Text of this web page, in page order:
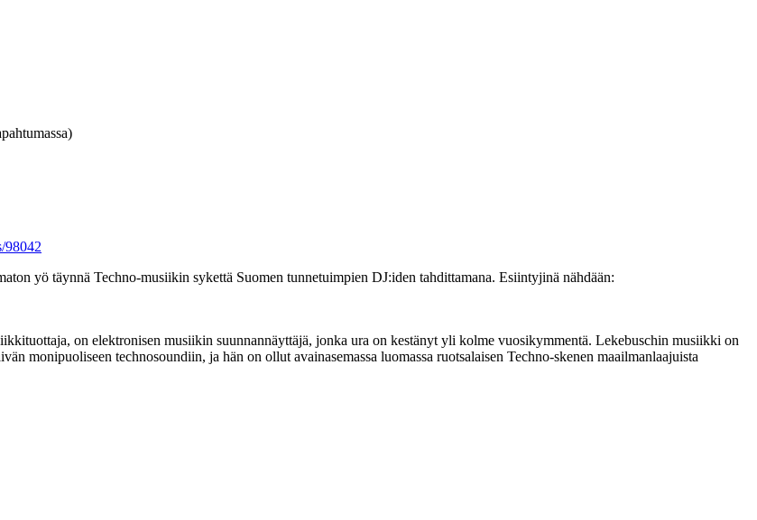
98042
yö täynnä Techno-musiikin sykettä Suomen tunnetuimpien DJ:iden tahdittamana. Esiintyjinä nähdään:
on elektronisen musiikin suunnannäyttäjä, jonka ura on kestänyt yli kolme vuosikymmentä. Lekebuschin musiikki on
monipuoliseen technosoundiin, ja hän on ollut avainasemassa luomassa ruotsalaisen Techno-skenen maailmanlaajuista